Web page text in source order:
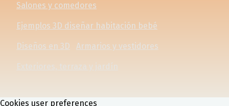
Salones y comedores
Ejemplos 3D diseñar habitación bebé
Diseños en 3D Armarios y vestidores
Exteriores, terraza y jardín
Cookies user preferences